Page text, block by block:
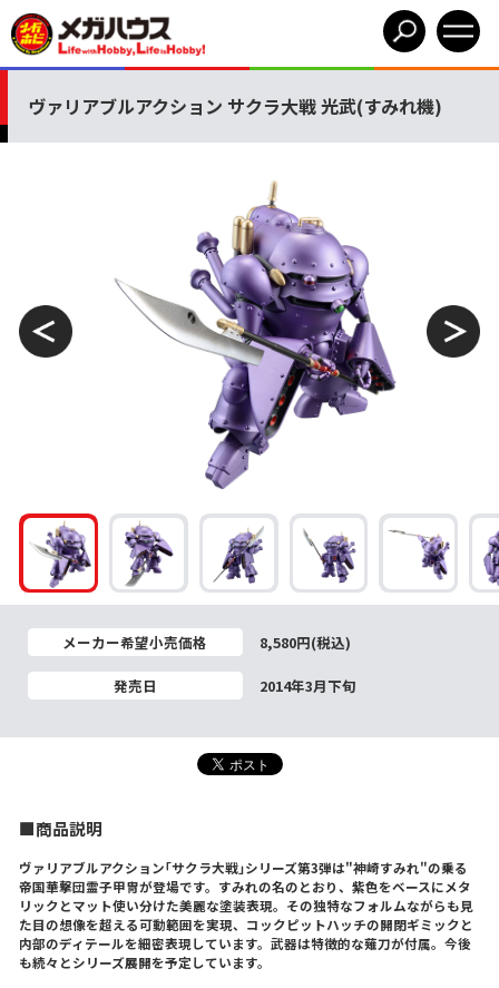
ヴァリアブルアクション サクラ大戦 光武(すみれ機)
メーカー希望小売価格 8,580円(税込)
発売日 2014年3月下旬
■商品説明
ヴァリアブルアクション｢サクラ大戦｣シリーズ第3弾は"神崎すみれ"の乗る
帝国華撃団霊子甲冑が登場です。すみれの名のとおり、紫色をベースにメタ
リックとマット使い分けた美麗な塗装表現。その独特なフォルムながらも見
た目の想像を超える可動範囲を実現、コックピットハッチの開閉ギミックと
内部のディテールを細密表現しています。武器は特徴的な薙刀が付属。今後
も続々とシリーズ展開を予定しています。